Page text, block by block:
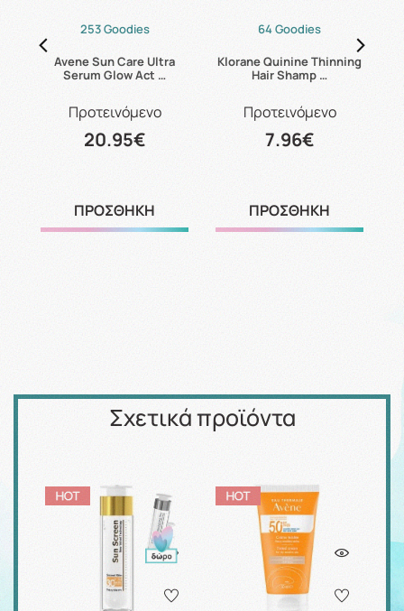
253 Goodies
Avene Sun Care Ultra
Serum Glow Act …
Προτεινόμενο
20.95€
ΠΡΟΣΘΗΚΗ
64 Goodies
Klorane Quinine Thinning
Hair Shamp …
Προτεινόμενο
7.96€
ΠΡΟΣΘΗΚΗ
Σχετικά προϊόντα